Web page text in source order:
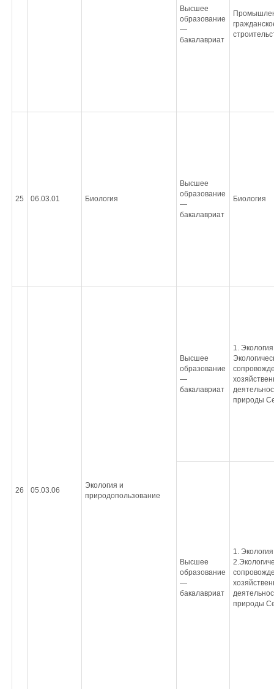
Высшее
образование
—
бакалавриат
25 06.03.01 Биология
Высшее
образование
—
бакалавриат
Биология
26 05.03.06
Экология и
природопользование
Высшее
образование
—
бакалавриат
1.
природы
Высшее
образование
—
бакалавриат
1.
природы